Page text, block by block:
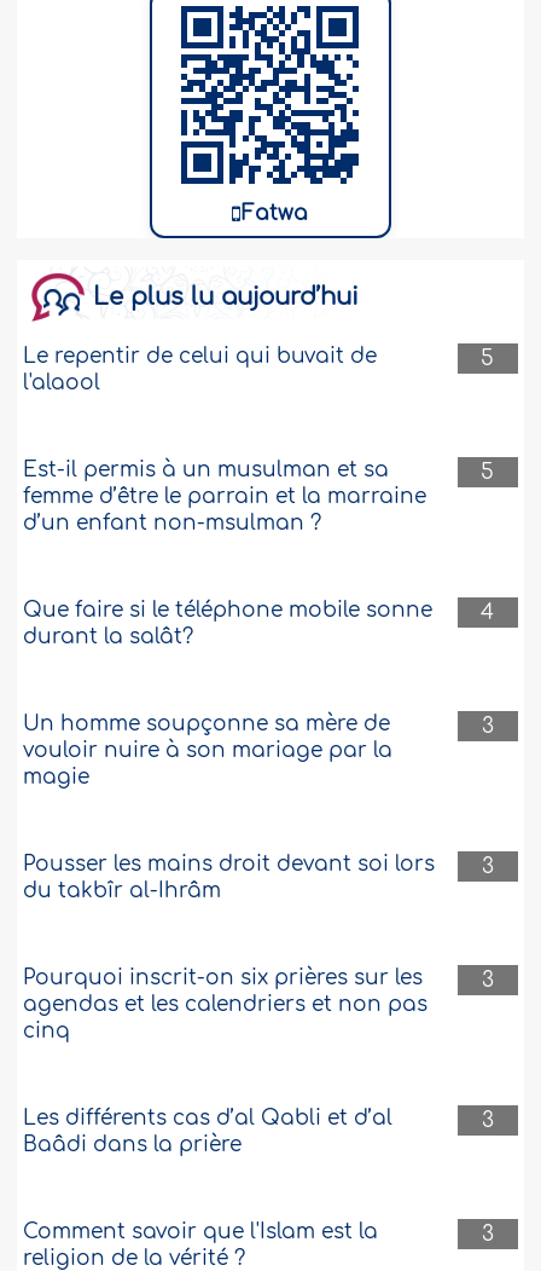
Fatwa
Le plus lu aujourd’hui
5
Le repentir de celui qui buvait de
l'alaool
5
Est-il permis à un musulman et sa
femme d’être le parrain et la marraine
d’un enfant non-msulman ?
4
Que faire si le téléphone mobile sonne
durant la salât?
3
Un homme soupçonne sa mère de
vouloir nuire à son mariage par la
magie
3
Pousser les mains droit devant soi lors
du takbîr al-Ihrâm
3
Pourquoi inscrit-on six prières sur les
agendas et les calendriers et non pas
cinq
3
Les différents cas d’al Qabli et d’al
Baâdi dans la prière
3
Comment savoir que l'Islam est la
religion de la vérité ?